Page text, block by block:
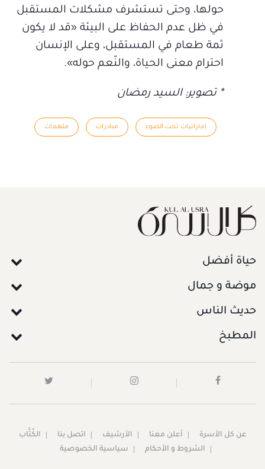
حولها، وحتى تستشرف مشكلات المستقبل
في ظل عدم الحفاظ على البيئة «قد لا يكون
ثمة طعام في المستقبل، وعلى الإنسان
احترام معنى الحياة، والنّعم حوله».
* تصوير: السيد رمضان
إماراتيات تحت الضوء مبادرات ملهمات
حياة أفضل
موضة و جمال
حديث الناس
المطبخ
عن كل الأسرة أعلن معنا الأرشيف اتصل بنا
الكُتَّاب
الشروط و الأحكام
سياسية الخصوصية